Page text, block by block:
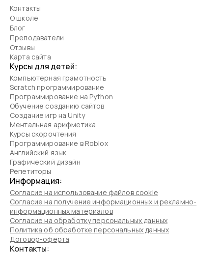
Контакты
О школе
Блог
Преподаватели
Отзывы
Карта сайта
Курсы для детей:
Компьютерная грамотность
Scratch программирование
Программирование на Python
Обучение созданию сайтов
Создание игр на Unity
Ментальная арифметика
Курсы скорочтения
Программирование в Roblox
Английский язык
Графический дизайн
Репетиторы
Информация:
Согласие на использование файлов cookie
Согласие на получение информационных и рекламно-
информационных материалов
Согласие на обработку персональных данных
Политика об обработке персональных данных
Договор-оферта
Контакты: